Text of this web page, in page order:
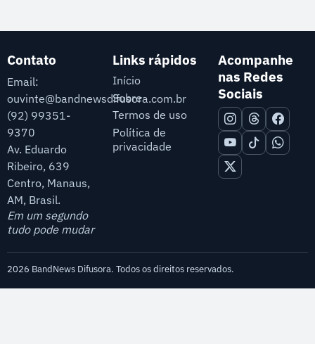
Contato
Email:
ouvinte@bandnewsdifusora.com.br
(92) 99351-
9370
Av. Eduardo
Ribeiro, 639
Centro, Manaus,
AM, Brasil.
Em um segundo
tudo pode mudar
Links rápidos
Início
Sobre
Termos de uso
Política de
privacidade
Acompanhe
nas Redes
Sociais
2026 BandNews Difusora. Todos os direitos reservados.